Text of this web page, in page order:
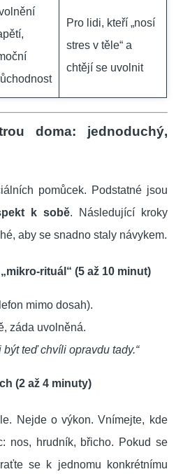
Pro lidi, kteří „nosí
stres v těle“ a
chtějí se uvolnit
doma: jednoduchý,
pomůcek. Podstatné jsou
k sobě. Následující kroky
aby se snadno staly návykem.
rituál“ (5 až 10 minut)
mimo dosah).
záda uvolněná.
být teď chvíli opravdu tady.“
(2 až 4 minuty)
Nejde o výkon. Vnímejte, kde
nos, hrudník, břicho. Pokud se
se k jednomu konkrétnímu